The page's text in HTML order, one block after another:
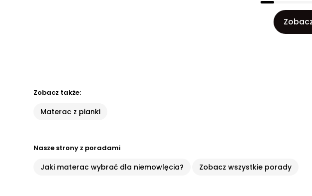
Zobacz także:
Materac z pianki
Nasze strony z poradami
Jaki materac wybrać dla niemowlęcia? Zobacz wszystkie porady